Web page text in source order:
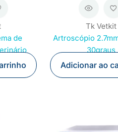
de
Tk Vetkit
Artroscópio
30graus
Adicionar ao